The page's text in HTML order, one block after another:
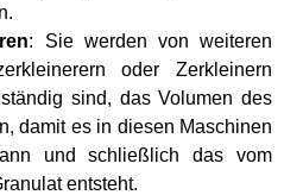
: Sie werden von weiteren
oder Zerkleinern
sind, das Volumen des
damit es in diesen Maschinen
und schließlich das vom
entsteht.